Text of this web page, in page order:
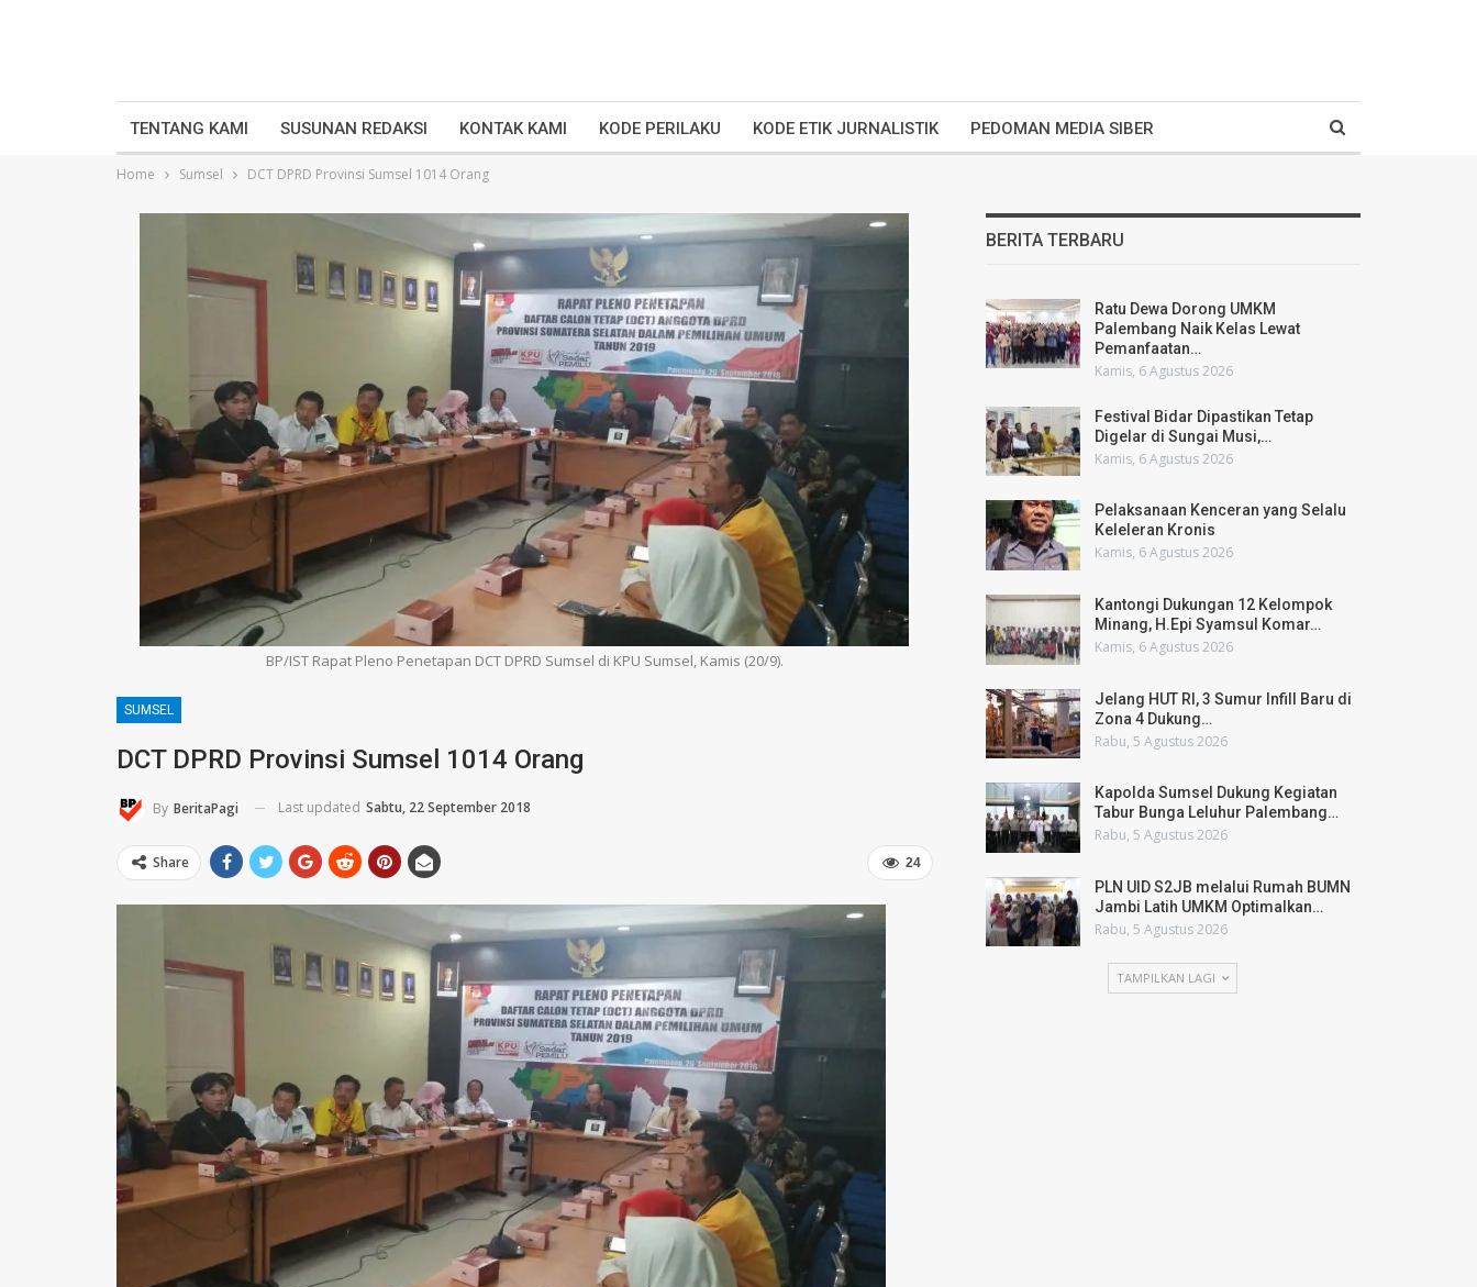
TENTANG KAMI SUSUNAN REDAKSI KONTAK KAMI KODE PERILAKU KODE ETIK JURNALISTIK PEDOMAN MEDIA SIBER
Home Sumsel DCT DPRD Provinsi Sumsel 1014 Orang
BP/IST Rapat Pleno Penetapan DCT DPRD Sumsel di KPU Sumsel, Kamis (20/9).
SUMSEL
DCT DPRD Provinsi Sumsel 1014 Orang
By BeritaPagi Last updated Sabtu, 22 September 2018
24
Share
BERITA TERBARU
Ratu Dewa Dorong UMKM
Palembang Naik Kelas Lewat
Pemanfaatan…
Kamis, 6 Agustus 2026
Festival Bidar Dipastikan Tetap
Digelar di Sungai Musi,…
Kamis, 6 Agustus 2026
Pelaksanaan Kenceran yang Selalu
Keleleran Kronis
Kamis, 6 Agustus 2026
Kantongi Dukungan 12 Kelompok
Minang, H.Epi Syamsul Komar…
Kamis, 6 Agustus 2026
Jelang HUT RI, 3 Sumur Infill Baru di
Zona 4 Dukung…
Rabu, 5 Agustus 2026
Kapolda Sumsel Dukung Kegiatan
Tabur Bunga Leluhur Palembang…
Rabu, 5 Agustus 2026
PLN UID S2JB melalui Rumah BUMN
Jambi Latih UMKM Optimalkan…
Rabu, 5 Agustus 2026
TAMPILKAN LAGI